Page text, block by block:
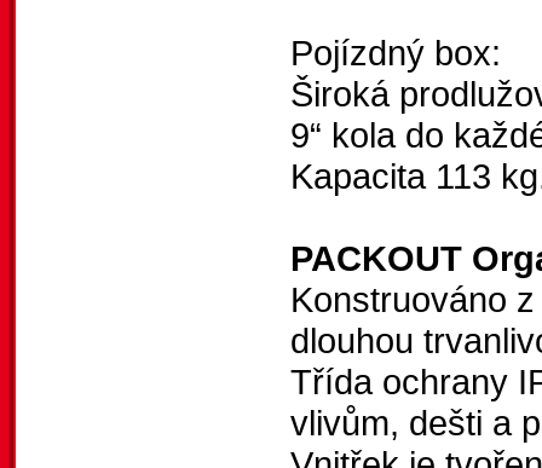
Pojízdný box:
Široká
9“ kola do
Kapacita 113
PACKOUT
Konstruováno
dlouhou
Třída ochrany
vlivům, dešti a